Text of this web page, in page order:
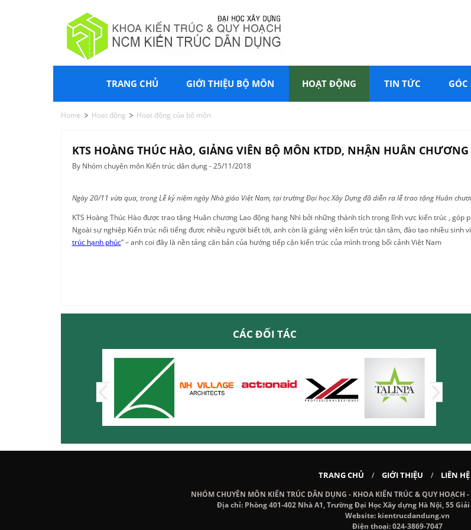
TRANG CHỦ GIỚI THIỆU BỘ MÔN HOẠT ĐỘNG TIN TỨC GÓC
Home Hoạt động Hoạt động của bộ môn
KTS HOÀNG THÚC HÀO, GIẢNG VIÊN BỘ MÔN KTDD, NHẬN HUÂN
By Nhóm chuyên môn Kiến trúc dân dụng - 25/11/2018
Ngày 20/11 vừa qua, trong Lễ kỷ niệm ngày Nhà giáo Việt Nam, tại trường Đại học Xây Dựng đã diễn ra lễ trao tặng Huân
KTS Hoàng Thúc Hào được trao tặng Huân chương Lao động hạng Nhì bởi những thành tích trong lĩnh vực kiến trúc , góp
Ngoài sự nghiệp Kiến trúc nổi tiếng được nhiều người biết tới, anh còn là giảng viên kiến trúc tận tâm, đào tạo nhiều sinh
trúc hạnh phúc” – anh coi đây là nền tảng căn bản của hướng tiếp cận kiến trúc của mình trong bối cảnh Việt Nam
CÁC ĐỐI TÁC
TRANG CHỦ / GIỚI THIỆU / LIÊN HỆ
NHÓM CHUYÊN MÔN KIẾN TRÚC DÂN DỤNG - KHOA KIẾN TRÚC & QUY
Địa chỉ: Phòng 401-402 Nhà A1, Trường Đại Học Xây dựng Hà Nội, 55 Giải
Website: kientrucdandung.vn
Điện thoại: 024-3869-7047